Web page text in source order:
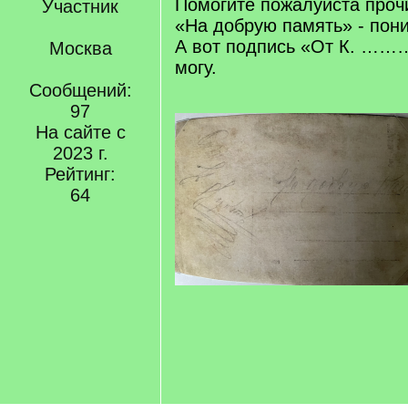
Участник
Москва
Сообщений:
97
На сайте с
2023 г.
Рейтинг:
64
Помогите пожалуйста
«На добрую память» -
А вот подпись «От К.
могу.